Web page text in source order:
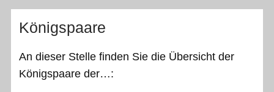
Königspaare
An dieser Stelle finden Sie die Übersicht der
Königspaare der…: